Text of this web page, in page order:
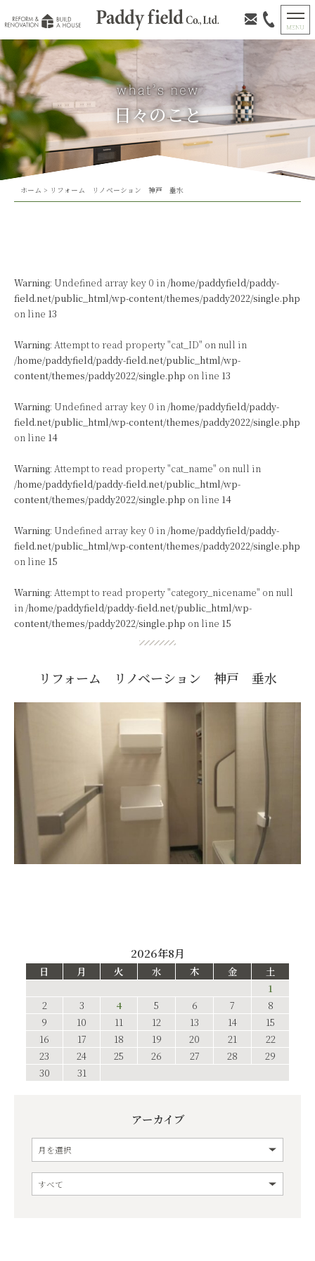
日々のこと
ホーム > リフォーム リノベーション 神戸 垂水
Warning: Undefined array key 0 in /home/paddyfield/paddy-
field.net/public_html/wp-content/themes/paddy2022/single.php
on line 13
Warning: Attempt to read property "cat_ID" on null in
/home/paddyfield/paddy-field.net/public_html/wp-
content/themes/paddy2022/single.php on line 13
Warning: Undefined array key 0 in /home/paddyfield/paddy-
field.net/public_html/wp-content/themes/paddy2022/single.php
on line 14
Warning: Attempt to read property "cat_name" on null in
/home/paddyfield/paddy-field.net/public_html/wp-
content/themes/paddy2022/single.php on line 14
Warning: Undefined array key 0 in /home/paddyfield/paddy-
field.net/public_html/wp-content/themes/paddy2022/single.php
on line 15
Warning: Attempt to read property "category_nicename" on null
in /home/paddyfield/paddy-field.net/public_html/wp-
content/themes/paddy2022/single.php on line 15
リフォーム リノベーション 神戸 垂水
2026年8月
日 月 火 水 木 金
土
1
2
3 4 5 6 7
8
9
10 11 12 13 14
15
16
17 18 19 20 21
22
23
24 25 26 27 28
29
30
31
アーカイブ